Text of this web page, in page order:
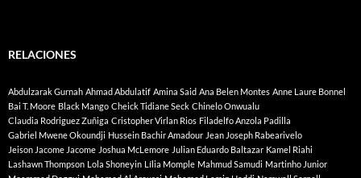
RELACIONES
Abdulzarak Gurnah Ahmad Abdulatif Amina Said Ana Belen Montes Anne Laure Bonnel
Bai T. Moore Black Mango Cheick Tidiane Seck Chinelo Onwualu
Claudia Rodriguez Zuñiga Cristopher Virlan Rios Filadelfo Anzola Padilla
Gabriel Mwene Okoundji Hussein Bachir Amadour Jean Joseph Rabearivelo
Jeison Jacome Jacome Joshua McLemore Julian Eduardo Baltazar Kamel Riahi
Lashawn Thompson Lola Shoneyin Lília Momple Mahmud Samudi Martinho Junior